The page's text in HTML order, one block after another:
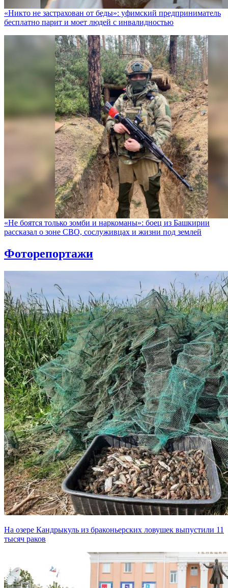
«Никто не заcтрахован от беды»: уфимский предприниматель
бесплатно парит и моет людей с инвалидностью
«Не боятся только зомби и наркоманы»: боец из Башкирии
рассказал о зоне СВО, сослуживцах и жизни под землей
Фоторепортажи
На озере Кандрыкуль из браконьерских ловушек выпустили 11
тысяч раков